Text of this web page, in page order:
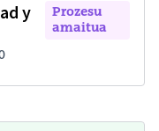
y
Prozesu
amaitua